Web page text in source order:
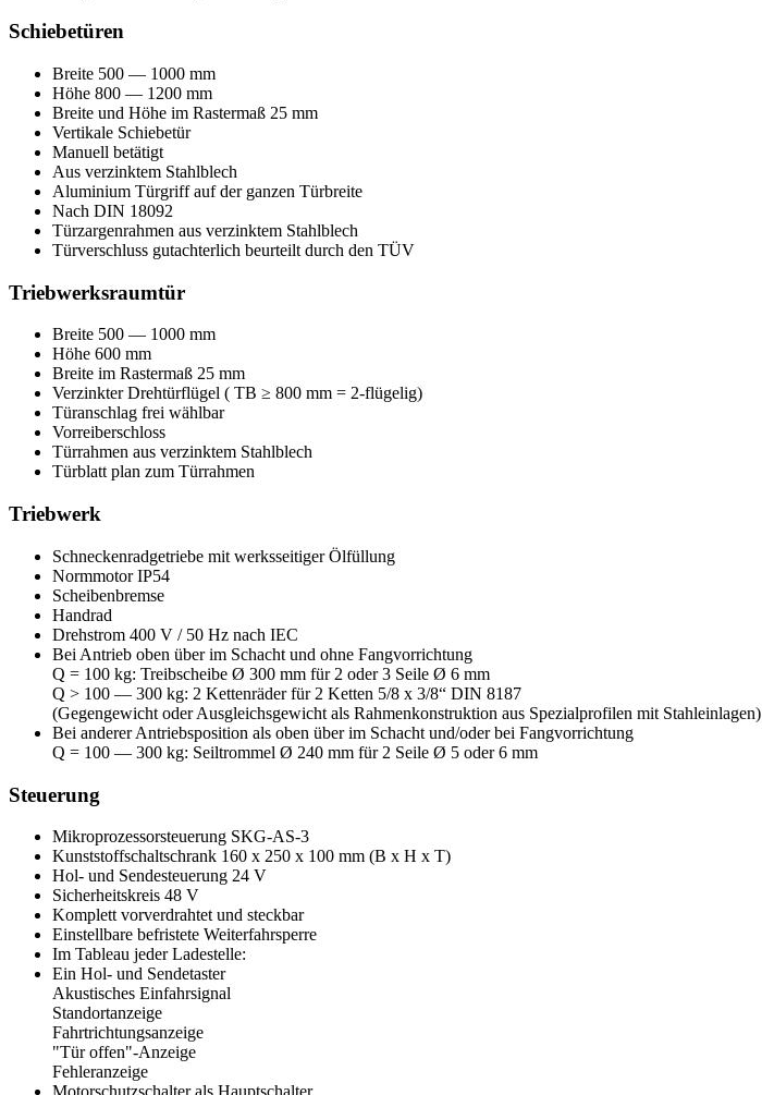
Schiebetüren
Breite 500 — 1000 mm
Höhe 800 — 1200 mm
Breite und Höhe im Rastermaß 25 mm
Vertikale Schiebetür
Manuell betätigt
Aus verzinktem Stahlblech
Aluminium Türgriff auf der ganzen Türbreite
Nach DIN 18092
Türzargenrahmen aus verzinktem Stahlblech
Türverschluss gutachterlich beurteilt durch den TÜV
Triebwerksraumtür
Breite 500 — 1000 mm
Höhe 600 mm
Breite im Rastermaß 25 mm
Verzinkter Drehtürflügel ( TB ≥ 800 mm = 2-flügelig)
Türanschlag frei wählbar
Vorreiberschloss
Türrahmen aus verzinktem Stahlblech
Türblatt plan zum Türrahmen
Triebwerk
Schneckenradgetriebe mit werksseitiger Ölfüllung
Normmotor IP54
Scheibenbremse
Handrad
Drehstrom 400 V / 50 Hz nach IEC
Bei Antrieb oben über im Schacht und ohne Fangvorrichtung
Q = 100 kg: Treibscheibe Ø 300 mm für 2 oder 3 Seile Ø 6 mm
Q > 100 — 300 kg: 2 Kettenräder für 2 Ketten 5/8 x 3/8“ DIN 8187
(Gegengewicht oder Ausgleichsgewicht als Rahmenkonstruktion aus Spezialprofilen mit Stahleinlagen)
Bei anderer Antriebsposition als oben über im Schacht und/oder bei Fangvorrichtung
Q = 100 — 300 kg: Seiltrommel Ø 240 mm für 2 Seile Ø 5 oder 6 mm
Steuerung
Mikroprozessorsteuerung SKG-AS-3
Kunststoffschaltschrank 160 x 250 x 100 mm (B x H x T)
Hol- und Sendesteuerung 24 V
Sicherheitskreis 48 V
Komplett vorverdrahtet und steckbar
Einstellbare befristete Weiterfahrsperre
Im Tableau jeder Ladestelle:
Ein Hol- und Sendetaster
Akustisches Einfahrsignal
Standortanzeige
Fahrtrichtungsanzeige
"Tür offen"-Anzeige
Fehleranzeige